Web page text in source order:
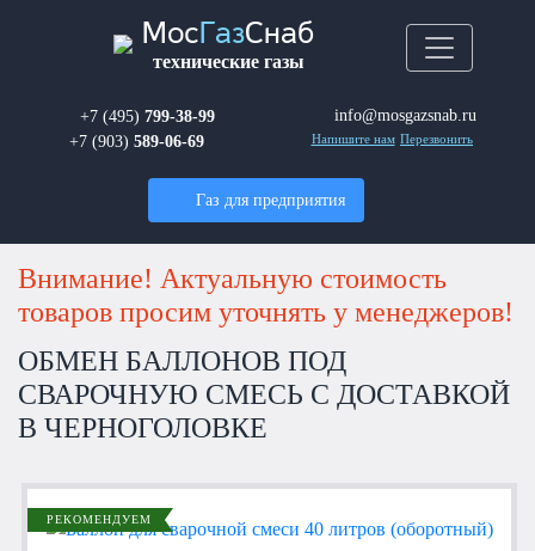
Мос ГазСнаб
технические газы
+7 (495) 799-38-99
+7 (903) 589-06-69
info@mosgazsnab.ru
Напишите нам Перезвонить
Газ для предприятия
Внимание! Актуальную стоимость
товаров просим уточнять у менеджеров!
ОБМЕН БАЛЛОНОВ ПОД
СВАРОЧНУЮ СМЕСЬ С ДОСТАВКОЙ
В ЧЕРНОГОЛОВКЕ
РЕКОМЕНДУЕМ